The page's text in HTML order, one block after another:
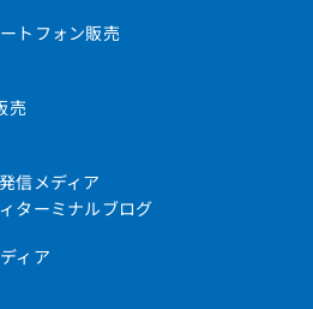
トフォン販売
売
信メディア
ターミナルブログ
ィア